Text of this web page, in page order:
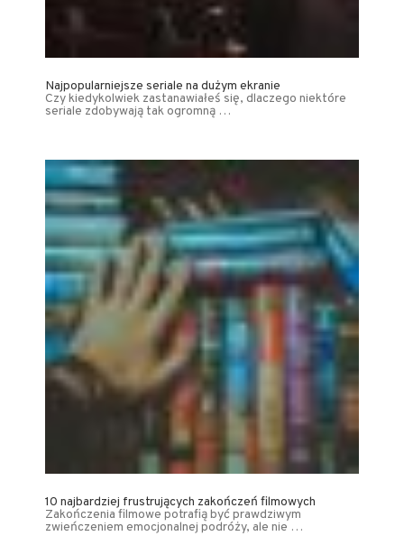
Najpopularniejsze seriale na dużym ekranie
Czy kiedykolwiek zastanawiałeś się, dlaczego niektóre
seriale zdobywają tak ogromną …
10 najbardziej frustrujących zakończeń filmowych
Zakończenia filmowe potrafią być prawdziwym
zwieńczeniem emocjonalnej podróży, ale nie …